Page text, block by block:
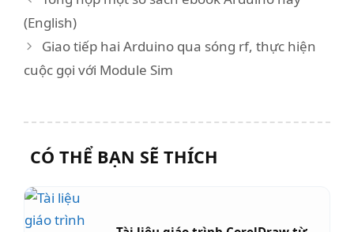
(English)
Giao tiếp hai Arduino qua sóng rf, thực hiện
cuộc gọi với Module Sim
CÓ THỂ BẠN SẼ THÍCH